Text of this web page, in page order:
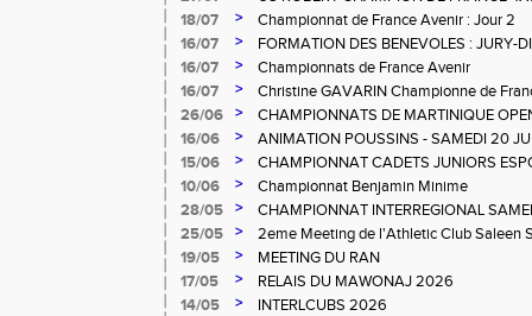
18/07
>
Championnat de France Avenir : Jour 2
16/07
>
FORMATION DES BENEVOLES : JURY-
16/07
>
Championnats de France Avenir
16/07
>
Christine GAVARIN Championne de
26/06
>
CHAMPIONNATS DE MARTINIQUE
16/06
>
ANIMATION POUSSINS - SAMEDI 20
15/06
>
CHAMPIONNAT CADETS JUNIORS
10/06
>
Championnat Benjamin Minime
28/05
>
CHAMPIONNAT INTERREGIONAL
Gosier
25/05 >
2eme Meeting de l'Athletic Club Saleen
19/05
>
MEETING DU RAN
17/05
>
RELAIS DU MAWONAJ 2026
14/05
>
INTERLCUBS 2026